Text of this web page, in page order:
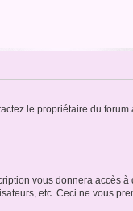
le propriétaire du
vous donnera accès
etc. Ceci ne vous